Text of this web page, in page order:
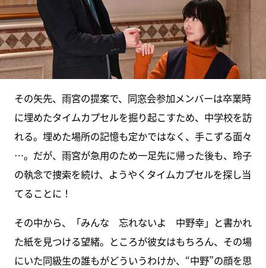
その矢先、雨宮の提案で、同窓会参加メンバーは卒業時
に埋めたタイムカプセルを掘り起こすため、中学校を訪
れる。埋めた場所の記憶も定かではなく、手こずる面々
…。だが、雨宮が急用のため一足先に帰った後も、玲子
の執念で捜索を続け、ようやくタイムカプセルを探し当
てることに！
その中から、「みんな 忘れないよ 中野幸」と書かれ
た紙を見つける望緒。ところが彼女はもちろん、その場
にいた同級生の誰もがどういうわけか、“中野”の顔を思